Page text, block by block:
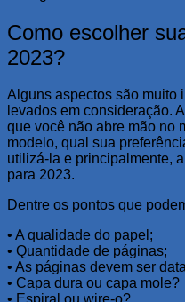
Como escolher
2023?
Alguns aspectos são muito
levados em consideração.
que você não abre mão no
modelo, qual sua
utilizá-la e principalmente,
para 2023.
Dentre os pontos que
• A qualidade do papel;
• Quantidade de páginas;
• As páginas devem ser
• Capa dura ou capa mole?